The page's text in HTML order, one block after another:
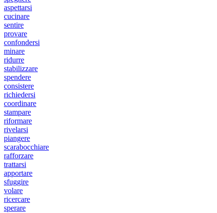
aspettarsi
cucinare
sentire
provare
confondersi
minare
ridurre
stabilizzare
spendere
consistere
richiedersi
coordinare
stampare
riformare
rivelarsi
piangere
scarabocchiare
rafforzare
trattarsi
apportare
sfuggire
volare
ricercare
sperare